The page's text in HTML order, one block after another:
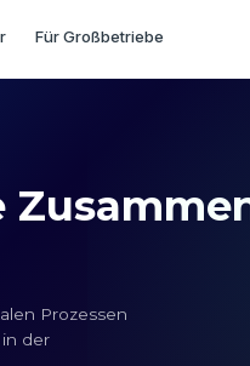
Für Großbetriebe
Prozessen
der